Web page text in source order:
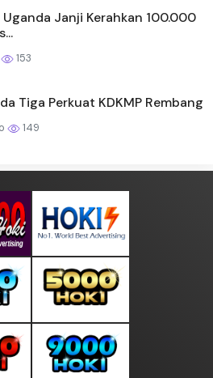
Janji Kerahkan 100.000
153
Tiga Perkuat KDKMP Rembang
149